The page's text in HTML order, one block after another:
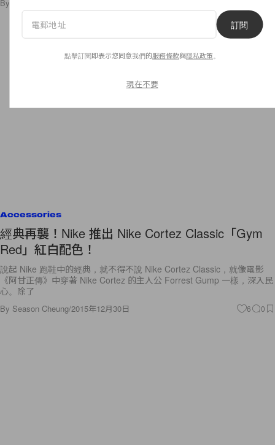
By
Accessories
經典再襲！Nike 推出 Nike Cortez Classic「Gym
Red」紅白配色！
說起 Nike 跑鞋中的經典，就不得不說 Nike Cortez Classic，就像電影
《阿甘正傳》中穿著 Nike Cortez 的主人公 Forrest Gump 一樣，深入民
心。除了
By Season Cheung/2015年12月30日 6 0
訂閱
點擊訂閱即表示您同意我們的服務條款與隱私政策
現在不要